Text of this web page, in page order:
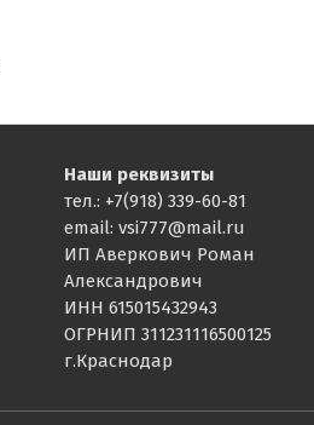
Наши реквизиты
тел.: +7(918) 339-60-81
email: vsi777@mail.ru
ИП Аверкович Роман
Александрович
ИНН 615015432943
ОГРНИП 311231116500125
г.Краснодар